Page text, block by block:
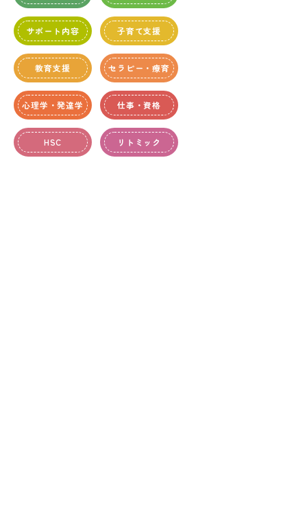
サポート内容 子育て支援
教育支援 セラピー・療育
心理学・発達学 仕事・資格
HSC リトミック